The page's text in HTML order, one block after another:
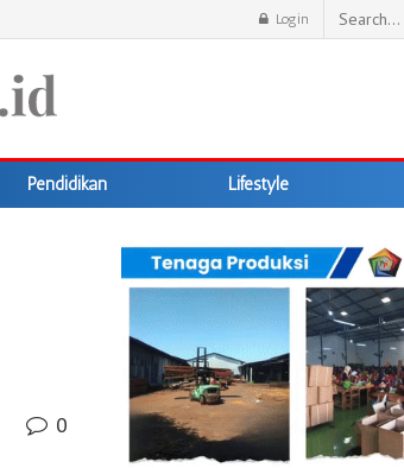
Login
Pendidikan Lifestyle
0